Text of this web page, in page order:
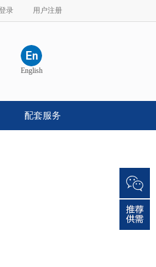
录 用户注册
English
配套服务